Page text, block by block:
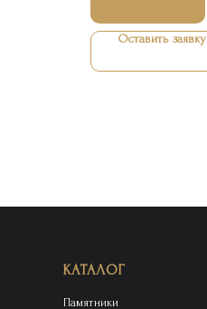
Оставить заявку
КАТАЛОГ
Памятники